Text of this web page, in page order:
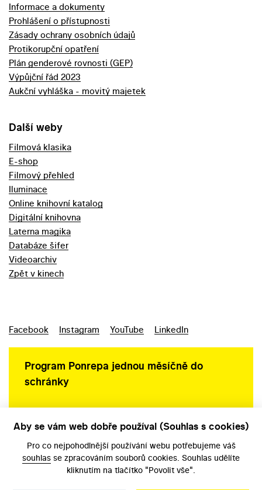
Informace a dokumenty
Prohlášení o přístupnosti
Zásady ochrany osobních údajů
Protikorupční opatření
Plán genderové rovnosti (GEP)
Výpůjční řád 2023
Aukční vyhláška - movitý majetek
Další weby
Filmová klasika
E-shop
Filmový přehled
Iluminace
Online knihovní katalog
Digitální knihovna
Laterna magika
Databáze šifer
Videoarchiv
Zpět v kinech
Facebook Instagram YouTube LinkedIn
Program Ponrepa jednou měsíčně do
schránky
Aby se vám web dobře používal (Souhlas s cookies)
Pro co nejpohodlnější používání webu potřebujeme váš
souhlas se zpracováním souborů cookies. Souhlas udělíte
kliknutím na tlačítko "Povolit vše".